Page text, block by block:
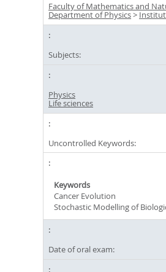
Faculty of Mathematics and
Department of Physics>
Subjects:
Physics
Life sciences
Uncontrolled Keywords:
Keywords
Cancer Evolution
Stochastic Modelling of
Date of oral exam: